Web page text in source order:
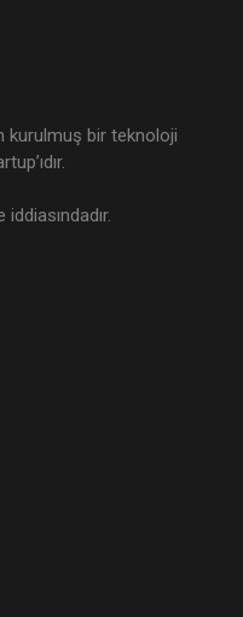
kurulmuş bir teknoloji